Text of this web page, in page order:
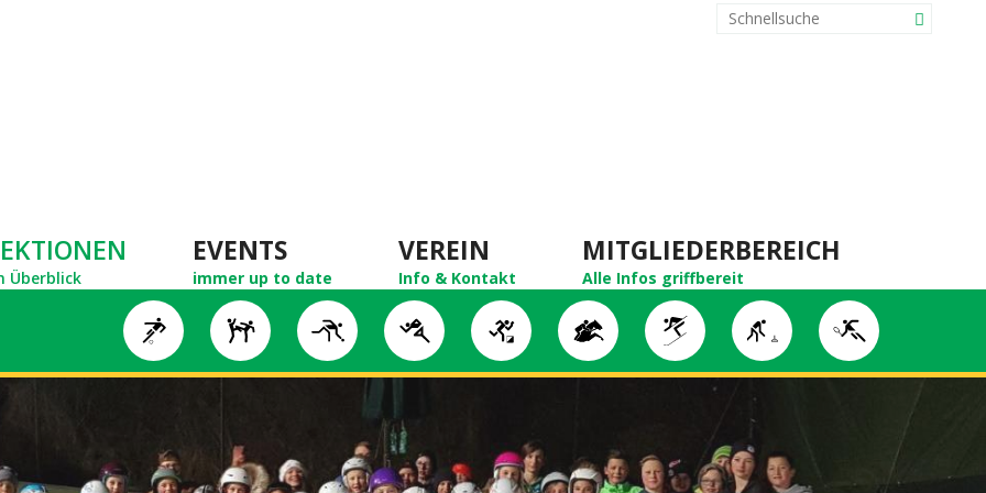
Überblick
EVENTS
immer up to date
VEREIN
Info & Kontakt
MITGLIEDERBEREICH
Alle Infos griffbereit